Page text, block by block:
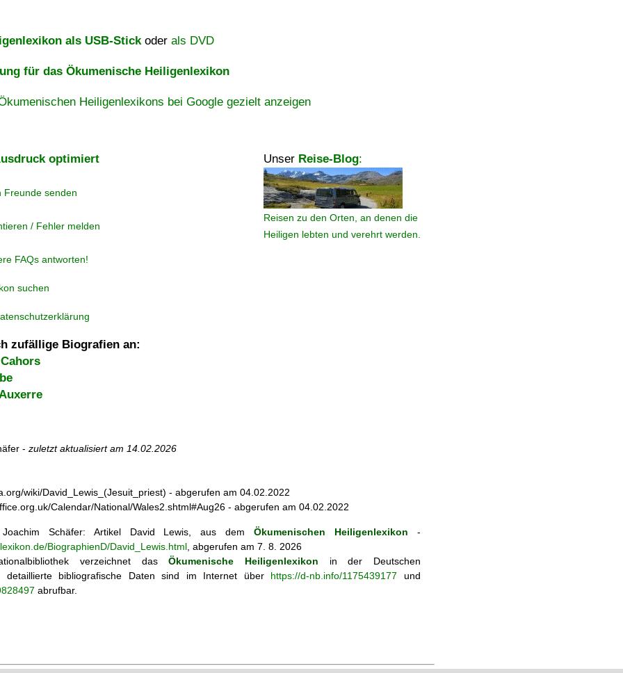
als USB-Stickoder als DVD
für das Ökumenische Heiligenlexikon
Heiligenlexikons bei Google gezielt anzeigen
optimiert Unser Reise-Blog:
Reisen zu den Orten, an denen die
Heiligen lebten und verehrt werden.
Freunde senden
/ Fehler melden
FAQs antworten!
suchen
zufällige Biografien an:
- zuletzt aktualisiert am 14.02.2026
wiki/David_Lewis_(Jesuit_priest) - abgerufen am 04.02.2022
Calendar/National/Wales2.shtml#Aug26 - abgerufen am 04.02.2022
Schäfer: Artikel David Lewis, aus demÖkumenischen Heiligenlexikon -
BiographienD/David_Lewis.html , abgerufen am 7. 8. 2026
verzeichnet dasÖkumenische Heiligenlexikon in der Deutschen
detaillierte bibliografische Daten sind im Internet über https://d-nb.info/1175439177 und
abrufbar.